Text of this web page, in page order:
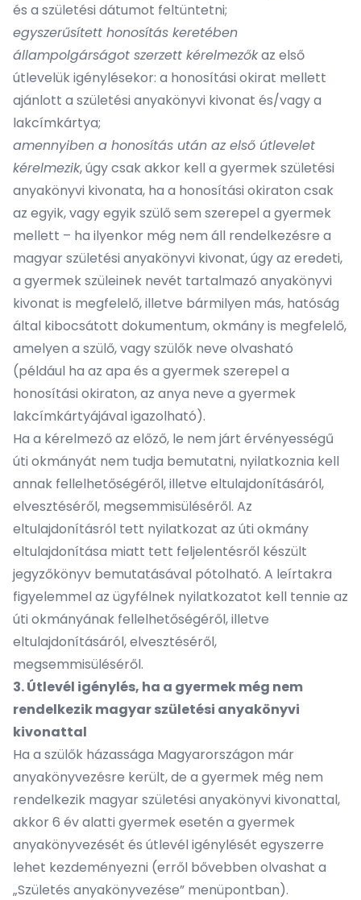
és a születési dátumot feltüntetni;
egyszerűsített honosítás keretében
állampolgárságot szerzett kérelmezőkaz első
útlevelük igénylésekor: a honosítási okirat mellett
ajánlott a születési anyakönyvi kivonat és/vagy a
lakcímkártya;
amennyiben a honosítás után az első útlevelet
kérelmezik, úgy csak akkor kell a gyermek születési
anyakönyvi kivonata, ha a honosítási okiraton csak
az egyik, vagy egyik szülő sem szerepel a gyermek
mellett – ha ilyenkor még nem áll rendelkezésre a
magyar születési anyakönyvi kivonat, úgy az eredeti,
a gyermek szüleinek nevét tartalmazó anyakönyvi
kivonat is megfelelő, illetve bármilyen más, hatóság
által kibocsátott dokumentum, okmány is megfelelő,
amelyen a szülő, vagy szülők neve olvasható
(például ha az apa és a gyermek szerepel a
honosítási okiraton, az anya neve a gyermek
lakcímkártyájával igazolható).
Ha a kérelmező az előző, le nem járt érvényességű
úti okmányát nem tudja bemutatni, nyilatkoznia kell
annak fellelhetőségéről, illetve eltulajdonításáról,
elvesztéséről, megsemmisüléséről. Az
eltulajdonításról tett nyilatkozat az úti okmány
eltulajdonítása miatt tett feljelentésről készült
jegyzőkönyv bemutatásával pótolható. A leírtakra
figyelemmel az ügyfélnek nyilatkozatot kell tennie az
úti okmányának fellelhetőségéről, illetve
eltulajdonításáról, elvesztéséről,
megsemmisüléséről.
3. Útlevél igénylés, ha a gyermek még nem
rendelkezik magyar születési anyakönyvi
kivonattal
Ha a szülők házassága Magyarországon már
anyakönyvezésre került, de a gyermek még nem
rendelkezik magyar születési anyakönyvi kivonattal,
akkor 6 év alatti gyermek esetén a gyermek
anyakönyvezését és útlevél igénylését egyszerre
lehet kezdeményezni (erről bővebben olvashat a
„Születés anyakönyvezése” menüpontban).